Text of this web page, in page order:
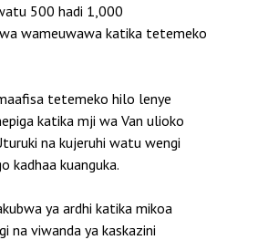
500 hadi 1,000
wameuwawa katika tetemeko
tetemeko hilo lenye
katika mji wa Van ulioko
na kujeruhi watu wengi
kadhaa kuanguka.
ya ardhi katika mikoa
na viwanda ya kaskazini